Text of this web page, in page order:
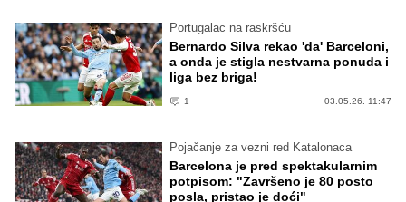
Portugalac na raskršću
Bernardo Silva rekao 'da' Barceloni,
a onda je stigla nestvarna ponuda i
liga bez briga!
1 03.05.26. 11:47
Pojačanje za vezni red Katalonaca
Barcelona je pred spektakularnim
potpisom: "Završeno je 80 posto
posla, pristao je doći"